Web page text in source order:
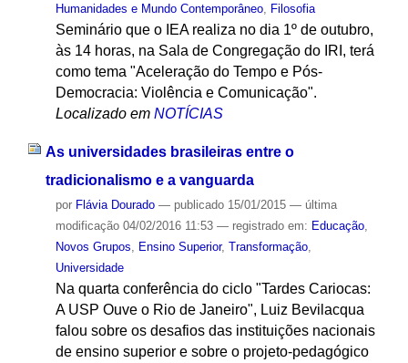
Humanidades e Mundo Contemporâneo, Filosofia
Seminário que o IEA realiza no dia 1º de outubro,
às 14 horas, na Sala de Congregação do IRI, terá
como tema "Aceleração do Tempo e Pós-
Democracia: Violência e Comunicação".
Localizado em NOTÍCIAS
As universidades brasileiras entre o
tradicionalismo e a vanguarda
por Flávia Dourado — publicado15/01/2015 — última
modificação04/02/2016 11:53 — registrado em: Educação,
Novos Grupos, Ensino Superior, Transformação,
Universidade
Na quarta conferência do ciclo "Tardes Cariocas:
A USP Ouve o Rio de Janeiro", Luiz Bevilacqua
falou sobre os desafios das instituições nacionais
de ensino superior e sobre o projeto-pedagógico